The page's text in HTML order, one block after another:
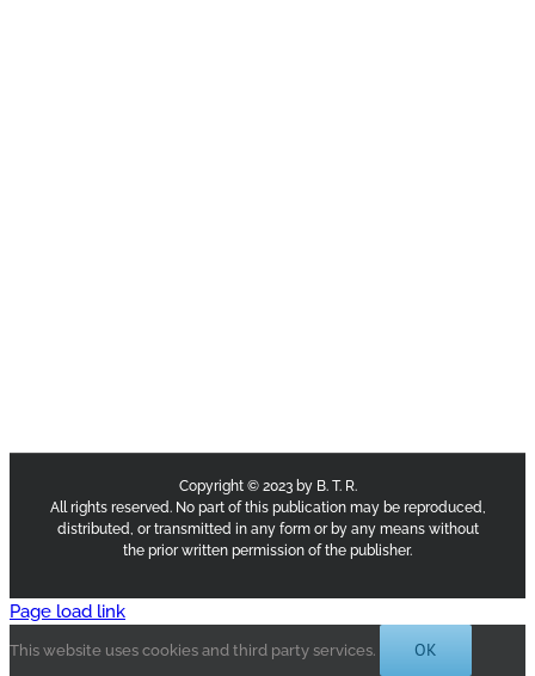
Copyright © 2023 by B. T. R.
All rights reserved. No part of this publication may be reproduced,
distributed, or transmitted in any form or by any means without
the prior written permission of the publisher.
Page load link
This website uses cookies and third party services. OK